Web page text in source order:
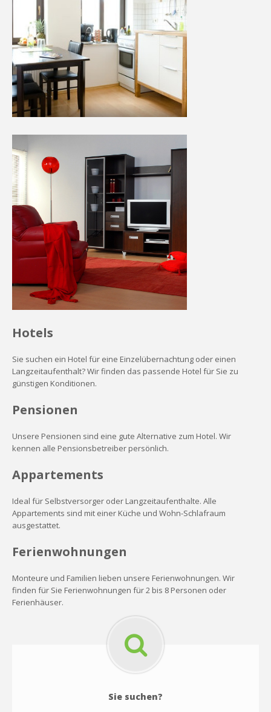
Hotels
Sie suchen ein Hotel für eine Einzelübernachtung oder einen
Langzeitaufenthalt? Wir finden das passende Hotel für Sie zu
günstigen Konditionen.
Pensionen
Unsere Pensionen sind eine gute Alternative zum Hotel. Wir
kennen alle Pensionsbetreiber persönlich.
Appartements
Ideal für Selbstversorger oder Langzeitaufenthalte. Alle
Appartements sind mit einer Küche und Wohn-Schlafraum
ausgestattet.
Ferienwohnungen
Monteure und Familien lieben unsere Ferienwohnungen. Wir
finden für Sie Ferienwohnungen für 2 bis 8 Personen oder
Ferienhäuser.
Sie suchen?